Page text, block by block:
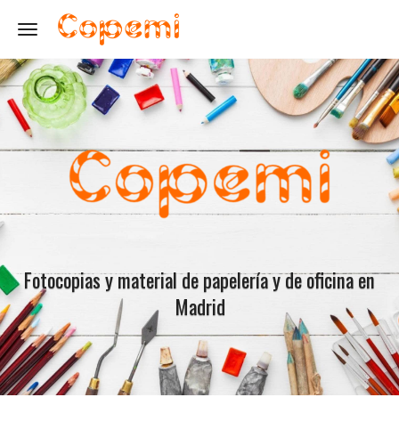
Toggle navigation
Fotocopias y material de papelería y de oficina en
Madrid